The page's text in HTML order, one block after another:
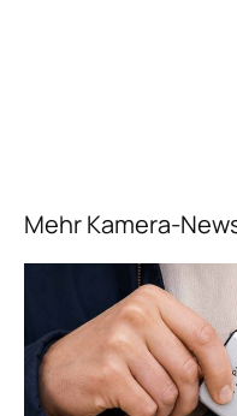
Mehr Kamera-